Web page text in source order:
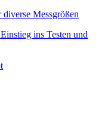
Messgrößen
ins Testen und